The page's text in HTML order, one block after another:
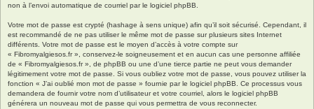
non à l’envoi automatique de courriel par le logiciel phpBB.
Votre mot de passe est crypté (hashage à sens unique) afin qu’il soit sécurisé. Cependant, il
est recommandé de ne pas utiliser le même mot de passe sur plusieurs sites Internet
différents. Votre mot de passe est le moyen d’accès à votre compte sur
« Fibromyalgiesos.fr », conservez-le soigneusement et en aucun cas une personne affiliée
de « Fibromyalgiesos.fr », de phpBB ou une d’une tierce partie ne peut vous demander
légitimement votre mot de passe. Si vous oubliez votre mot de passe, vous pouvez utiliser la
fonction « J’ai oublié mon mot de passe » fournie par le logiciel phpBB. Ce processus vous
demandera de fournir votre nom d’utilisateur et votre courriel, alors le logiciel phpBB
générera un nouveau mot de passe qui vous permettra de vous reconnecter.